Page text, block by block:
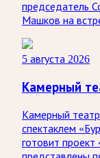
председатель
Машков на
5 августа 2026
Камерный
Камерный
спектаклем
готовит